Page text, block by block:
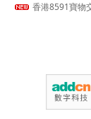
香港8591寶物